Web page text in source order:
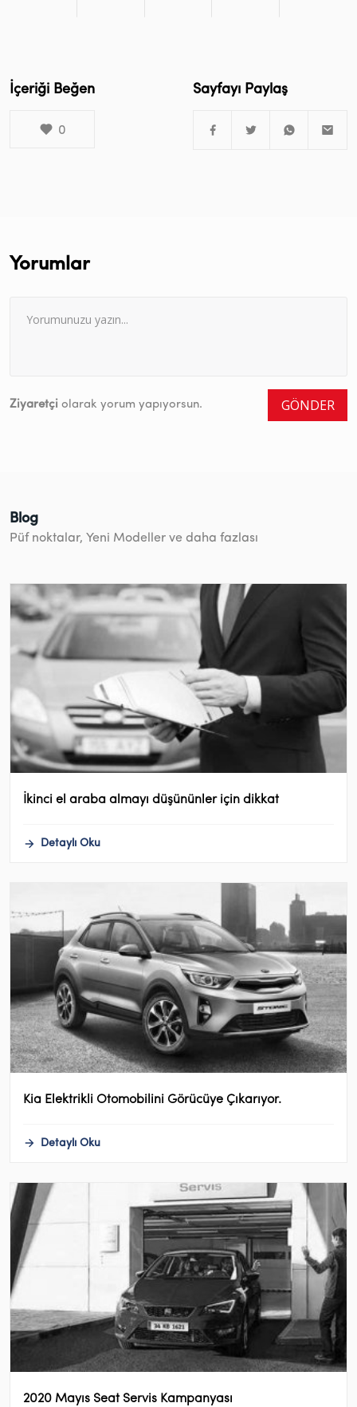
İçeriği Beğen
0
Sayfayı Paylaş
Yorumlar
Ziyaretçi olarak yorum yapıyorsun. GÖNDER
Blog
Püf noktalar, Yeni Modeller ve daha fazlası
İkinci el araba almayı düşününler için dikkat
Detaylı Oku
Kia Elektrikli Otomobilini Görücüye Çıkarıyor.
Detaylı Oku
2020 Mayıs Seat Servis Kampanyası